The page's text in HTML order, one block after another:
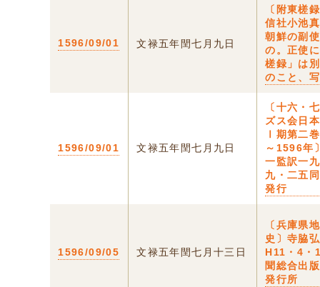
1596/09/01 文禄五年閏七月九日
〔附東槎
信社小池
朝鮮の副
の。正使
槎録」は
のこと、
1596/09/01 文禄五年閏七月九日
〔十六・
ズス会日
Ⅰ期第二
～1596年
一監訳一
九・二五
発行
1596/09/05 文禄五年閏七月十三日
〔兵庫県
史〕寺脇
H11・4・
聞総合出
発行所